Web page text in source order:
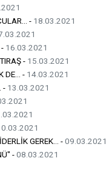
- 18.03.2021
16.03.2021
- 15.03.2021
DE... - 14.03.2021
- 13.03.2021
GEREK... -09.03.2021
-08.03.2021